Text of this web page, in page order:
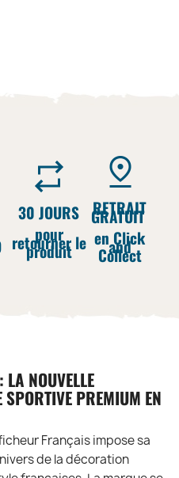
30 JOURS
pour
retourner le
produit
RETRAIT
GRATUIT
en Click
and
Collect
NOUVELLE
SPORTIVE PREMIUM EN
Français impose sa
de la décoration